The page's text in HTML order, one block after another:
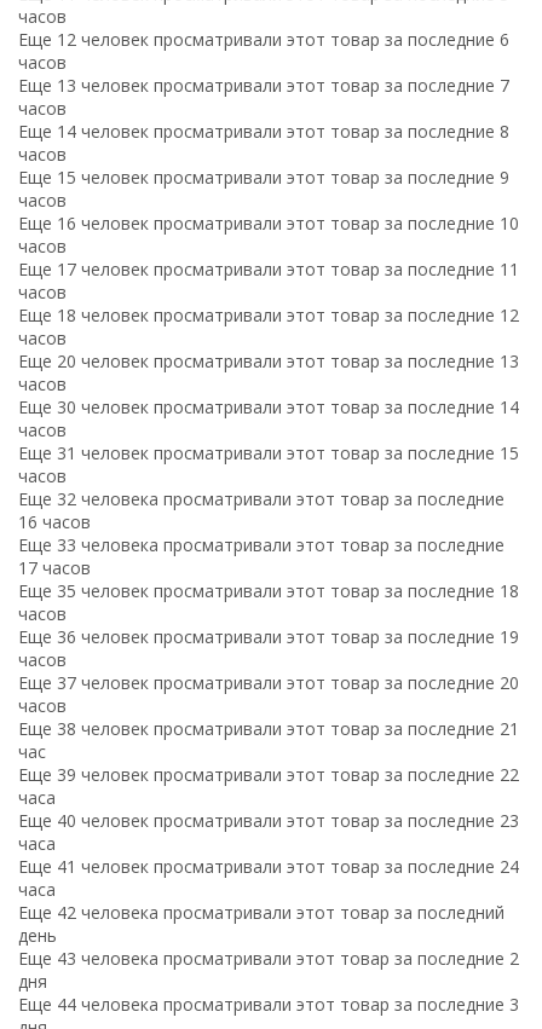
часов
Еще 12 человек просматривали этот товар за последние 6
часов
Еще 13 человек просматривали этот товар за последние 7
часов
Еще 14 человек просматривали этот товар за последние 8
часов
Еще 15 человек просматривали этот товар за последние 9
часов
Еще 16 человек просматривали этот товар за последние 10
часов
Еще 17 человек просматривали этот товар за последние 11
часов
Еще 18 человек просматривали этот товар за последние 12
часов
Еще 20 человек просматривали этот товар за последние 13
часов
Еще 30 человек просматривали этот товар за последние 14
часов
Еще 31 человек просматривали этот товар за последние 15
часов
Еще 32 человека просматривали этот товар за последние
16 часов
Еще 33 человека просматривали этот товар за последние
17 часов
Еще 35 человек просматривали этот товар за последние 18
часов
Еще 36 человек просматривали этот товар за последние 19
часов
Еще 37 человек просматривали этот товар за последние 20
часов
Еще 38 человек просматривали этот товар за последние 21
час
Еще 39 человек просматривали этот товар за последние 22
часа
Еще 40 человек просматривали этот товар за последние 23
часа
Еще 41 человек просматривали этот товар за последние 24
часа
Еще 42 человека просматривали этот товар за последний
день
Еще 43 человека просматривали этот товар за последние 2
дня
Еще 44 человека просматривали этот товар за последние 3